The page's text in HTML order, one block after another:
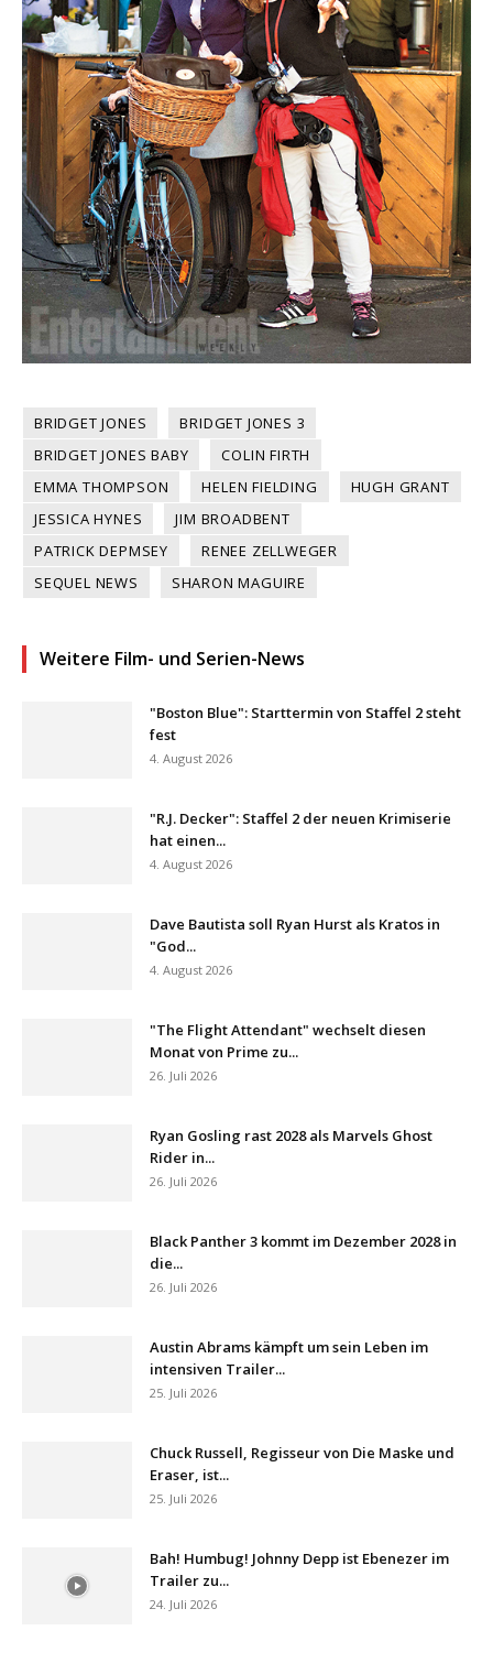
BRIDGET JONES
BRIDGET JONES 3
BRIDGET JONES BABY
COLIN FIRTH
EMMA THOMPSON
HELEN FIELDING
HUGH GRANT
JESSICA HYNES
JIM BROADBENT
PATRICK DEPMSEY
RENEE ZELLWEGER
SEQUEL NEWS
SHARON MAGUIRE
Weitere Film- und Serien-News
"Boston Blue": Starttermin von Staffel 2 steht
fest
4. August 2026
"R.J. Decker": Staffel 2 der neuen Krimiserie
hat einen...
4. August 2026
Dave Bautista soll Ryan Hurst als Kratos in
"God...
4. August 2026
"The Flight Attendant" wechselt diesen
Monat von Prime zu...
26. Juli 2026
Ryan Gosling rast 2028 als Marvels Ghost
Rider in...
26. Juli 2026
Black Panther 3 kommt im Dezember 2028 in
die...
26. Juli 2026
Austin Abrams kämpft um sein Leben im
intensiven Trailer...
25. Juli 2026
Chuck Russell, Regisseur von Die Maske und
Eraser, ist...
25. Juli 2026
Bah! Humbug! Johnny Depp ist Ebenezer im
Trailer zu...
24. Juli 2026